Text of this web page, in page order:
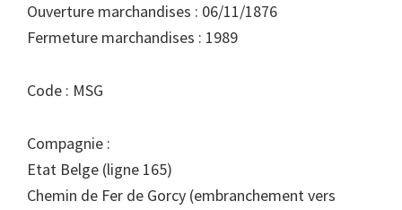
Ouverture marchandises : 06/11/1876
Fermeture marchandises : 1989
Code : MSG
Compagnie :
Etat Belge (ligne 165)
Chemin de Fer de Gorcy (embranchement vers